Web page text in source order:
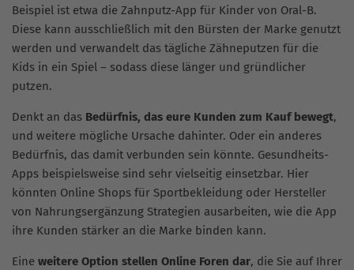
Beispiel ist etwa die Zahnputz-App für Kinder von Oral-B.
Diese kann ausschließlich mit den Bürsten der Marke genutzt
werden und verwandelt das tägliche Zähneputzen für die
Kids in ein Spiel – sodass diese länger und gründlicher
putzen.
Denkt an das Bedürfnis, das eure Kunden zum Kauf bewegt,
und weitere mögliche Ursache dahinter. Oder ein anderes
Bedürfnis, das damit verbunden sein könnte. Gesundheits-
Apps beispielsweise sind sehr vielseitig einsetzbar. Hier
könnten Online Shops für Sportbekleidung oder Hersteller
von Nahrungsergänzung Strategien ausarbeiten, wie die App
ihre Kunden stärker an die Marke binden kann.
Eine weitere Option stellen Online Foren dar, die Sie auf Ihrer